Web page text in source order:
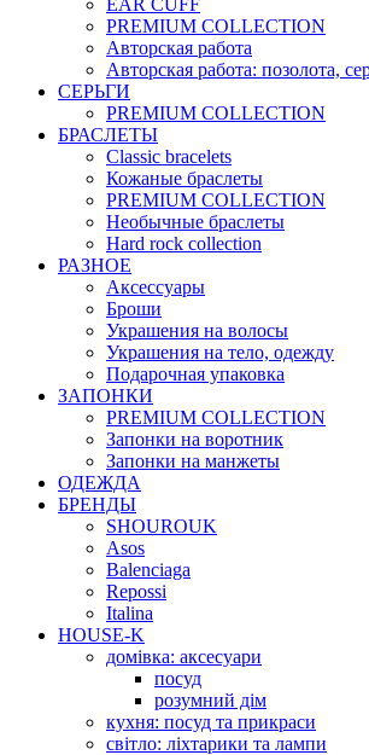
EAR CUFF
PREMIUM COLLECTION
Авторская работа
Авторская работа: позолота,
СЕРЬГИ
PREMIUM COLLECTION
БРАСЛЕТЫ
Classic bracelets
Кожаные браслеты
PREMIUM COLLECTION
Необычные браслеты
Hard rock collection
РАЗНОЕ
Аксессуары
Броши
Украшения на волосы
Украшения на тело, одежду
Подарочная упаковка
ЗАПОНКИ
PREMIUM COLLECTION
Запонки на воротник
Запонки на манжеты
ОДЕЖДА
БРЕНДЫ
SHOUROUK
Asos
Balenciaga
Repossi
Italina
HOUSE-K
домівка: аксесуари
посуд
розумний дім
кухня: посуд та прикраси
світло: ліхтарики та лампи